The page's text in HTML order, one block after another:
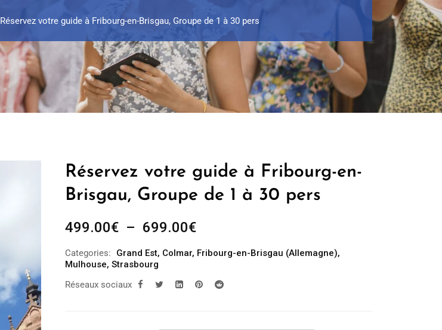
Réservez votre guide à Fribourg-en-Brisgau, Groupe de 1 à 30 pers
Réservez votre guide à Fribourg-en-
Brisgau, Groupe de 1 à 30 pers
499.00€ – 699.00€Plage
prix :
499.00€
à
Categories: Grand Est, Colmar, Fribourg-en-Brisgau (Allemagne),
Mulhouse, Strasbourg
Réseaux sociaux